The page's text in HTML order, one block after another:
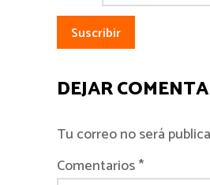
DEJAR
Tu correo no será
Comentarios *